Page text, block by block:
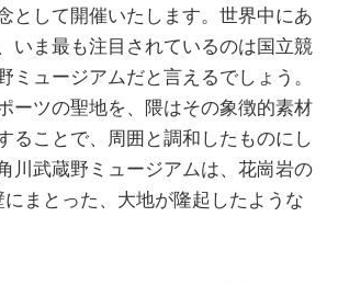
として開催いたします。世界中にあ
いま最も注目されているのは国立競
ミュージアムだと言えるでしょう。
ーツの聖地を、隈はその象徴的素材
ることで、周囲と調和したものにし
川武蔵野ミュージアムは、花崗岩の
まとった、大地が隆起したような